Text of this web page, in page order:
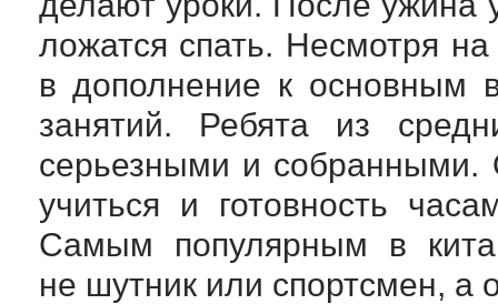
ложатся спать. Несмотря
в дополнение к основным
занятий. Ребята из
серьезными и
учиться и готовность
Самым популярным в
не шутник или спортсмен, а